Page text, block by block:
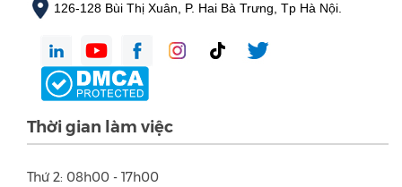
126-128 Bùi Thị Xuân, P. Hai Bà Trưng, Tp Hà Nội.
Thời gian làm việc
Thứ 2: 08h00 - 17h00